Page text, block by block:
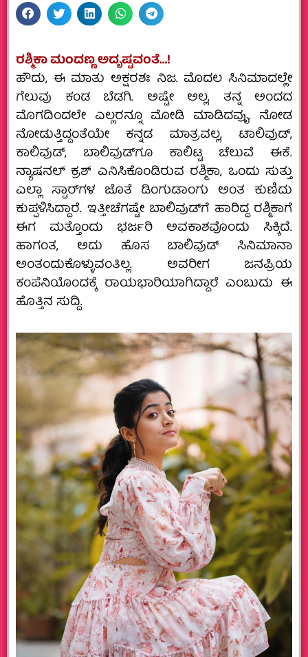
ರಶ್ಮಿಕಾ ಮಂದಣ್ಣ ಅದೃಷ್ಟವಂತೆ…!
ಹೌದು, ಈ ಮಾತು ಅಕ್ಷರಶಃ ನಿಜ. ಮೊದಲ ಸಿನಿಮಾದಲ್ಲೇ
ಗೆಲುವು ಕಂಡ ಬೆಡಗಿ. ಅಷ್ಟೇ ಅಲ್ಲ, ತನ್ನ ಅಂದದ
ಮೊಗದಿಂದಲೇ ಎಲ್ಲರನ್ನೂ ಮೋಡಿ ಮಾಡಿದವೃು. ನೋಡ
ನೋಡುತ್ತಿದ್ದಂತೆಯೇ ಕನ್ನಡ ಮಾತ್ರವಲ್ಲ, ಟಾಲಿವುಡ್‌,
ಕಾಲಿವುಡ್‌, ಬಾಲಿವುಡ್‌ಗೂ ಕಾಲಿಟ್ಟ ಚೆಲುವೆ ಈಕೆ.
ನ್ಯಾಷನಲ್‌ ಕ್ರಶ್‌ ಎನಿಸಿಕೊಂಡಿರುವ ರಶ್ಮಿಕಾ, ಒಂದು ಸುತ್ತು
ಎಲ್ಲಾ ಸ್ಟಾರ್‌ಗಳ ಜೊತೆ ಡಿಂಗುಡಾಂಗು ಅಂತ ಕುಣಿದು
ಕುಪ್ಪಳಿಸಿದ್ದಾರೆ. ಇತ್ತೀಚೆಗಷ್ಟೇ ಬಾಲಿವುಡ್‌ಗೆ ಹಾರಿದ್ದ ರಶ್ಮಿಕಾಗೆ
ಈಗ ಮತ್ತೊಂದು ಭರ್ಜರಿ ಅವಕಾಶವೊಂದು ಸಿಕ್ಕಿದೆ.
ಹಾಗಂತ, ಅದು ಹೊಸ ಬಾಲಿವುಡ್‌ ಸಿನಿಮಾನಾ
ಅಂತಂದುಕೊಳ್ಳುವಂತಿಲ್ಲ. ಅವರೀಗ ಜನಪ್ರಿಯ
ಕಂಪೆನಿಯೊಂದಕ್ಕೆ ರಾಯಭಾರಿಯಾಗಿದ್ದಾರೆ ಎಂಬುದು ಈ
ಹೊತ್ತಿನ ಸುದ್ದಿ.